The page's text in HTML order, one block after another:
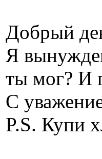
Добрый
Я
ты мог? И
С
P.S. Купи